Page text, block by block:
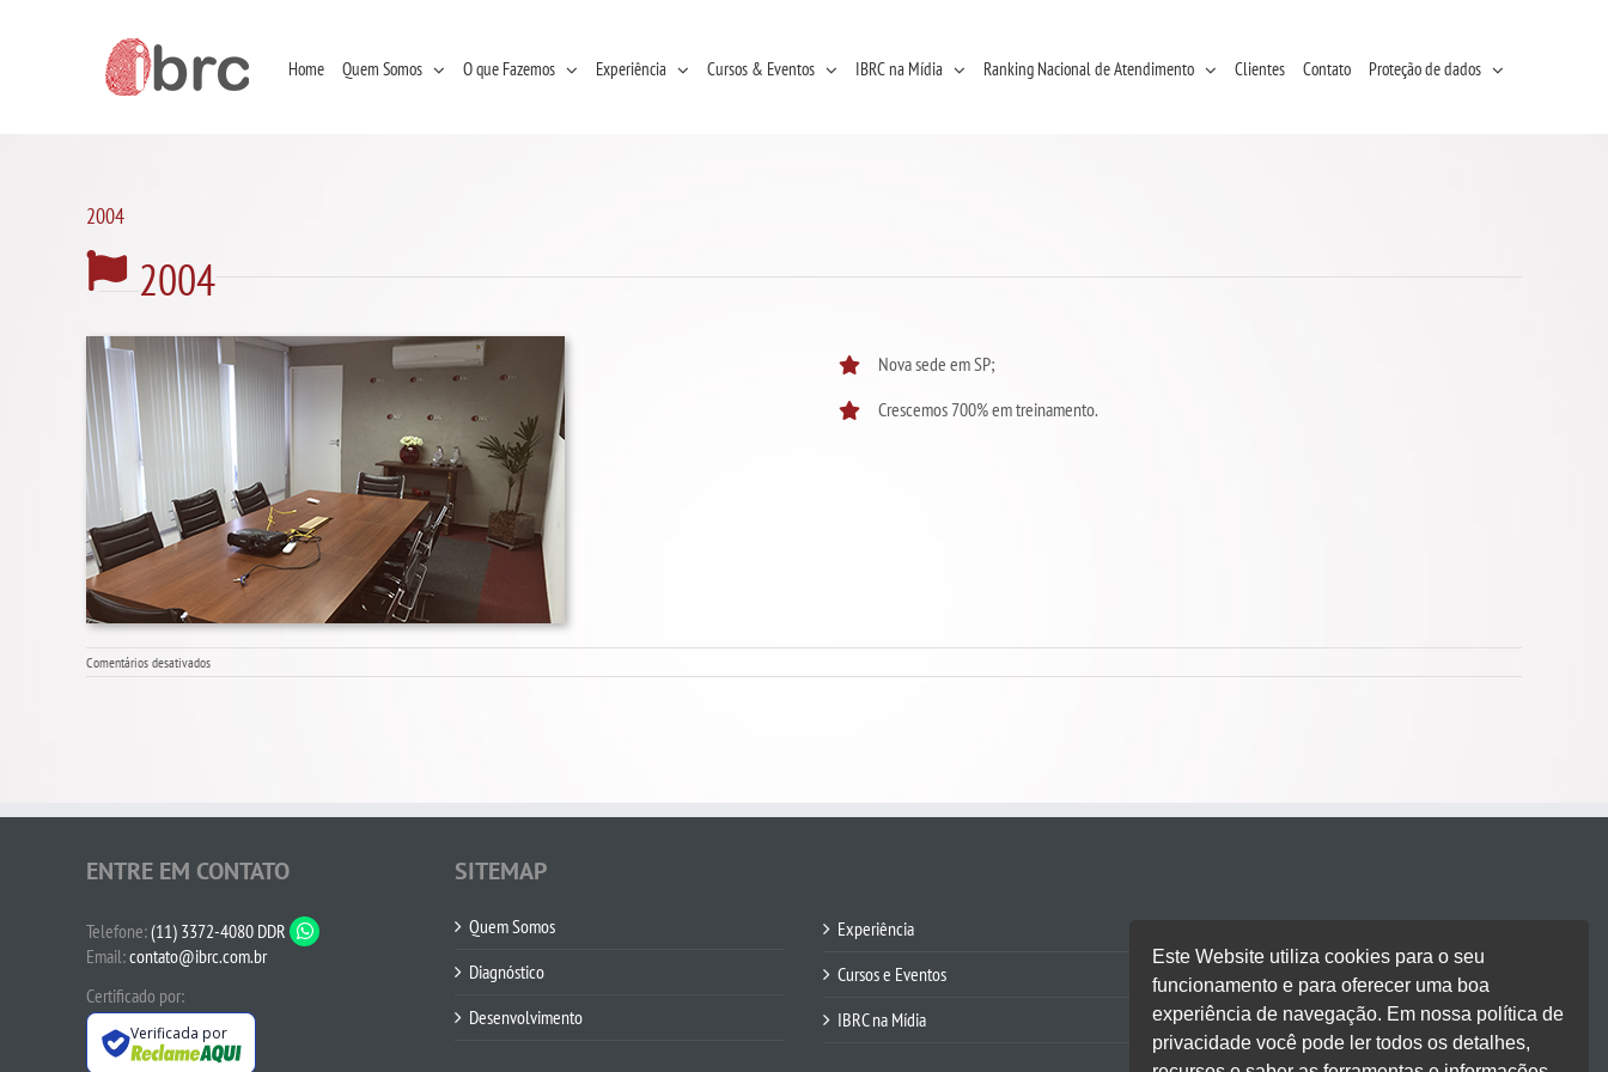
Home Quem Somos O que Fazemos Experiência Cursos & Eventos IBRC na Mídia Ranking Nacional de Atendimento Clientes Contato Proteção de dados
2004
2004
Nova sede em SP;
Crescemos 700% em treinamento.
Comentários desativadosem
2004
ENTRE EM CONTATO
Telefone:(11) 3372-4080 DDR
Email:contato@ibrc.com.br
Certificado por:
Verificada por
SITEMAP
Quem Somos
Diagnóstico
Desenvolvimento
Experiência
Cursos e Eventos
IBRC na Mídia
Contato
Este Website utiliza cookies para o seu
funcionamento e para oferecer uma boa
experiência de navegação. Em nossa política de
privacidade você pode ler todos os detalhes,